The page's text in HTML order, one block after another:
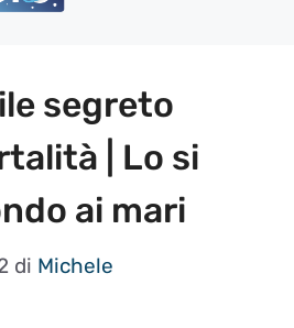
segreto
| Lo si
ai mari
di Michele